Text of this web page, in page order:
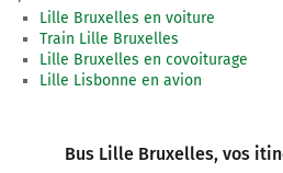
Lille Bruxelles en voiture
Train Lille Bruxelles
Lille Bruxelles en covoiturage
Lille Lisbonne en avion
Bus Lille Bruxelles, vos